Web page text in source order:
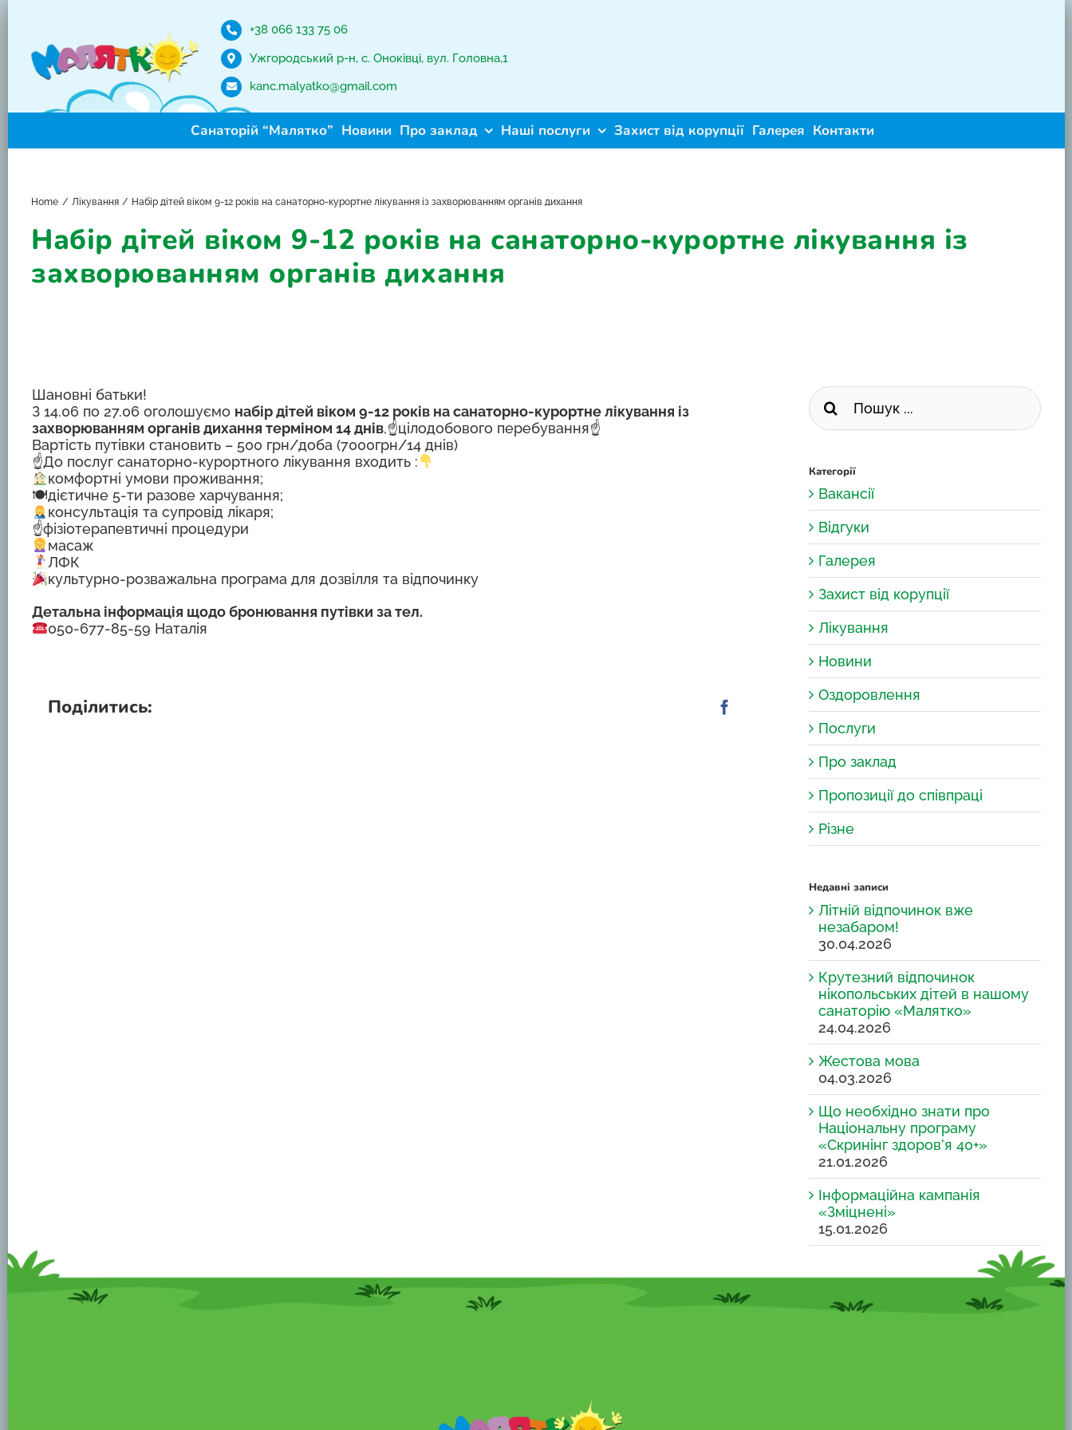
content
+38 066 133 75 06
Ужгородський р-н, с. Оноківці, вул. Головна,1
kanc.malyatko@gmail.com
Санаторій “Малятко” Новини Про заклад Наші послуги Захист від корупції Галерея Контакти
Home Лікування Набір дітей віком 9-12 років на санаторно-курортне лікування із захворюванням органів дихання
Набір дітей віком 9-12 років на санаторно-курортне лікування із
захворюванням органів дихання
Шановні батьки!
З 14.06 по 27.06 оголошуємо набір дітей віком 9-12 років на санаторно-курортне лікування із
захворюванням органів дихання терміном 14 днів,☝️цілодобового перебування☝️
Вартість путівки становить – 500 грн/доба (7000грн/14 днів)
☝До послуг санаторно-курортного лікування входить :
комфортні умови проживання;
🍽дієтичне 5-ти разове харчування;
консультація та супровід лікаря;
☝️фізіотерапевтичні процедури
масаж
ЛФК
культурно-розважальна програма для дозвілля та відпочинку
Детальна інформація щодо бронювання путівки за тел.
050-677-85-59 Наталія
Поділитись:
Пошук
...
Категорії
Вакансії
Відгуки
Галерея
Захист від корупції
Лікування
Новини
Оздоровлення
Послуги
Про заклад
Пропозиції до співпраці
Різне
Недавні записи
Літній відпочинок вже
незабаром!
30.04.2026
Крутезний відпочинок
нікопольських дітей в нашому
санаторію «Малятко»
24.04.2026
Жестова мова
04.03.2026
Що необхідно знати про
Національну програму
«Скринінг здоров’я 40+»
21.01.2026
Інформаційна кампанія
«Зміцнені»
15.01.2026